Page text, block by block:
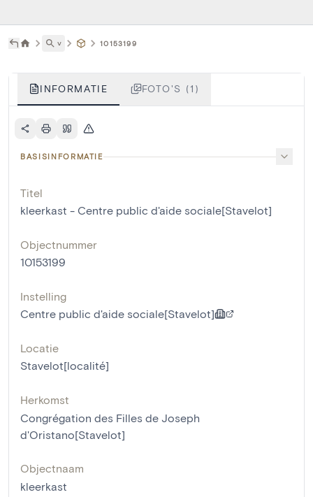
˅ 10153199
INFORMATIE FOTO'S (1)
BASISINFORMATIE
Titel
kleerkast - Centre public d'aide sociale[Stavelot]
Objectnummer
10153199
Instelling
Centre public d'aide sociale[Stavelot]
Locatie
Stavelot[localité]
Herkomst
Congrégation des Filles de Joseph
d'Oristano[Stavelot]
Objectnaam
kleerkast